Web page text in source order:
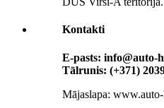
Kontakti
E-pasts: info@auto-
Tālrunis: (+371)
Mājaslapa: